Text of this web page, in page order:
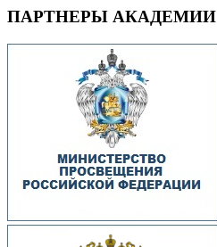
ПАРТНЕРЫ АКАДЕМИИ